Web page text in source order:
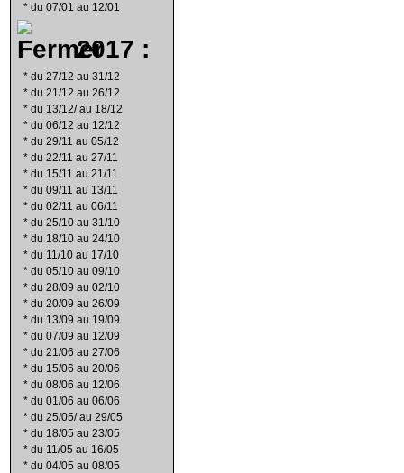
* du 07/01 au 12/01
2017 :
* du 27/12 au 31/12
* du 21/12 au 26/12
* du 13/12/ au 18/12
* du 06/12 au 12/12
* du 29/11 au 05/12
* du 22/11 au 27/11
* du 15/11 au 21/11
* du 09/11 au 13/11
* du 02/11 au 06/11
* du 25/10 au 31/10
* du 18/10 au 24/10
* du 11/10 au 17/10
* du 05/10 au 09/10
* du 28/09 au 02/10
* du 20/09 au 26/09
* du 13/09 au 19/09
* du 07/09 au 12/09
* du 21/06 au 27/06
* du 15/06 au 20/06
* du 08/06 au 12/06
* du 01/06 au 06/06
* du 25/05/ au 29/05
* du 18/05 au 23/05
* du 11/05 au 16/05
* du 04/05 au 08/05